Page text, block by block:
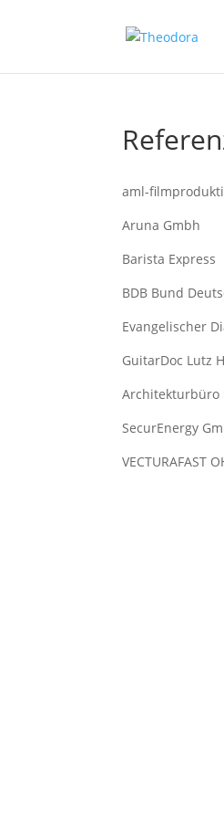
aml-
Aruna Gmbh
Barista Express
BDB Bund
Evangelischer
GuitarDoc Lutz
Architekturbüro
SecurEnergy
VECTURAFAST